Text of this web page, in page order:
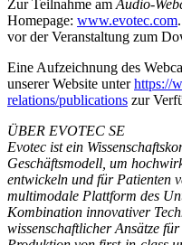
Zur Teilnahme am Audio-
Homepage: www.evotec.com
vor der Veranstaltung zum
Eine Aufzeichnung des
unserer Website unterhttps://
relations/publications zur
ÜBER EVOTEC SE
Evotec ist ein
Geschäftsmodell, um
entwickeln und für Patienten
multimodale Plattform des
Kombination innovativer
wissenschaftlicher Ansätze